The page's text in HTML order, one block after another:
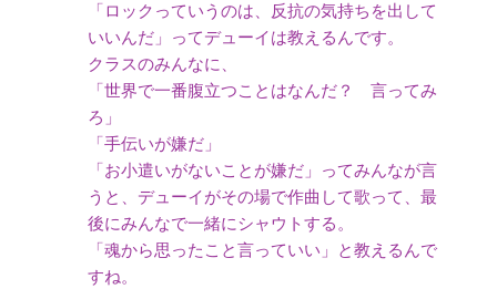
「ロックっていうのは、反抗の気持ちを出して
いいんだ」ってデューイは教えるんです。
クラスのみんなに、
「世界で一番腹立つことはなんだ？ 言ってみ
ろ」
「手伝いが嫌だ」
「お小遣いがないことが嫌だ」ってみんなが言
うと、デューイがその場で作曲して歌って、最
後にみんなで一緒にシャウトする。
「魂から思ったこと言っていい」と教えるんで
すね。